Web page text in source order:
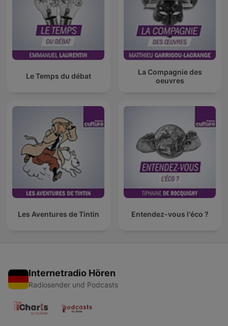
Le Temps du débat
La Compagnie des
oeuvres
Les Aventures de Tintin Entendez-vous l'éco ?
Internetradio Hören
Radiosender und Podcasts